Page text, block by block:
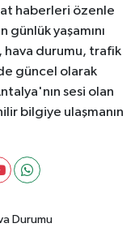
haberleri özenle
günlük yaşamını
hava durumu, trafik
güncel olarak
sesi olan
bilgiye ulaşmanın
Durumu